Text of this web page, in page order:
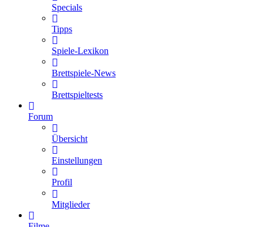
Specials
Tipps
Spiele-Lexikon
Brettspiele-News
Brettspieltests
Forum
Übersicht
Einstellungen
Profil
Mitglieder